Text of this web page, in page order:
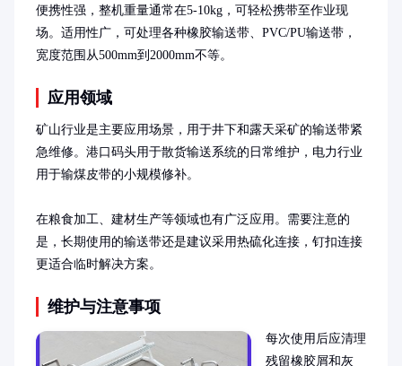
便携性强，整机重量通常在5-10kg，可轻松携带至作业现
场。适用性广，可处理各种橡胶输送带、PVC/PU输送带，
宽度范围从500mm到2000mm不等。
应用领域
矿山行业是主要应用场景，用于井下和露天采矿的输送带紧
急维修。港口码头用于散货输送系统的日常维护，电力行业
用于输煤皮带的小规模修补。
在粮食加工、建材生产等领域也有广泛应用。需要注意的
是，长期使用的输送带还是建议采用热硫化连接，钉扣连接
更适合临时解决方案。
维护与注意事项
每次使用后应清理
残留橡胶屑和灰